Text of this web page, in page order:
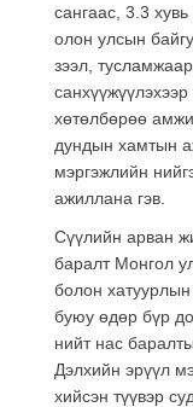
сангаас, 3.3
олон улсын
зээл,
хөтөлбөрөө
дундын хамтын
мэргэжлийн
ажиллана гэв.
Сүүлийн арван
баралт Монгол
болон
буюу өдөр бүр
нийт нас
Дэлхийн эрүүл
хийсэн түүвэр